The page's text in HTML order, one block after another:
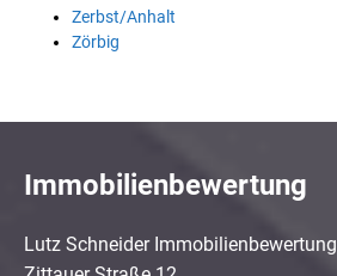
Zerbst/Anhalt
Zörbig
Immobilienbewertung
Lutz Schneider Immobilienbewertung